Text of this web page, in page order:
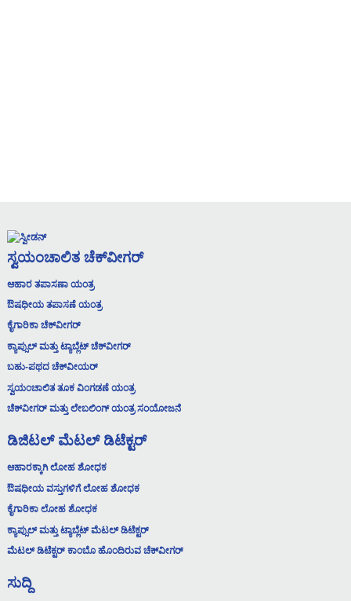
ಸ್ವಯಂಚಾಲಿತ ಚೆಕ್‌ವೀಗರ್
ಆಹಾರ ತಪಾಸಣಾ ಯಂತ್ರ
ಔಷಧೀಯ ತಪಾಸಣೆ ಯಂತ್ರ
ಕೈಗಾರಿಕಾ ಚೆಕ್‌ವೀಗರ್
ಕ್ಯಾಪ್ಸುಲ್ ಮತ್ತು ಟ್ಯಾಬ್ಲೆಟ್ ಚೆಕ್‌ವೀಗರ್
ಬಹು-ಪಥದ ಚೆಕ್‌ವೀಯರ್
ಸ್ವಯಂಚಾಲಿತ ತೂಕ ವಿಂಗಡಣೆ ಯಂತ್ರ
ಚೆಕ್‌ವೀಗರ್ ಮತ್ತು ಲೇಬಲಿಂಗ್ ಯಂತ್ರ ಸಂಯೋಜನೆ
ಡಿಜಿಟಲ್ ಮೆಟಲ್ ಡಿಟೆಕ್ಟರ್
ಆಹಾರಕ್ಕಾಗಿ ಲೋಹ ಶೋಧಕ
ಔಷಧೀಯ ವಸ್ತುಗಳಿಗೆ ಲೋಹ ಶೋಧಕ
ಕೈಗಾರಿಕಾ ಲೋಹ ಶೋಧಕ
ಕ್ಯಾಪ್ಸುಲ್ ಮತ್ತು ಟ್ಯಾಬ್ಲೆಟ್ ಮೆಟಲ್ ಡಿಟೆಕ್ಟರ್
ಮೆಟಲ್ ಡಿಟೆಕ್ಟರ್ ಕಾಂಬೊ ಹೊಂದಿರುವ ಚೆಕ್‌ವೀಗರ್
ಸುದ್ದಿ